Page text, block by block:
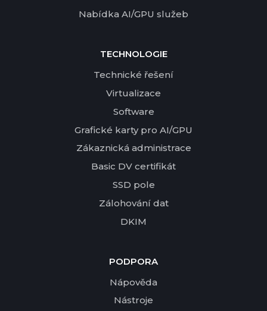
Nabídka AI/GPU služeb
TECHNOLOGIE
Technické řešení
Virtualizace
Software
Grafické karty pro AI/GPU
Zákaznická administrace
Basic DV certifikát
SSD pole
Zálohování dat
DKIM
PODPORA
Nápověda
Nástroje